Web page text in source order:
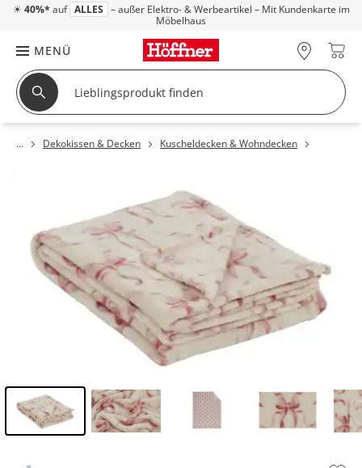
☀ 40%* auf ALLES – außer Elektro- & Werbeartikel – Mit Kundenkarte im
Möbelhaus
MENÜ
Dekokissen & Decken Kuscheldecken & Wohndecken